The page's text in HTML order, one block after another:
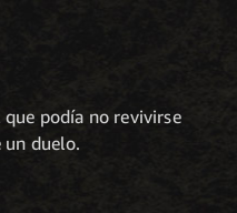
podía no revivirse
duelo.